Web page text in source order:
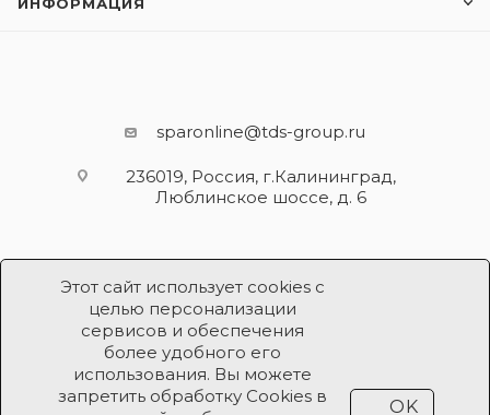
Этот сайт использует cookies с
целью персонализации
сервисов и обеспечения
более удобного его
использования. Вы можете
запретить обработку Cookies в
OK
sparonline@tds-group.ru
236019, Россия, г.Калининград,
Люблинское шоссе, д. 6
Разработка и поддержка
Продвижение проекта ООО «Робот Икс»